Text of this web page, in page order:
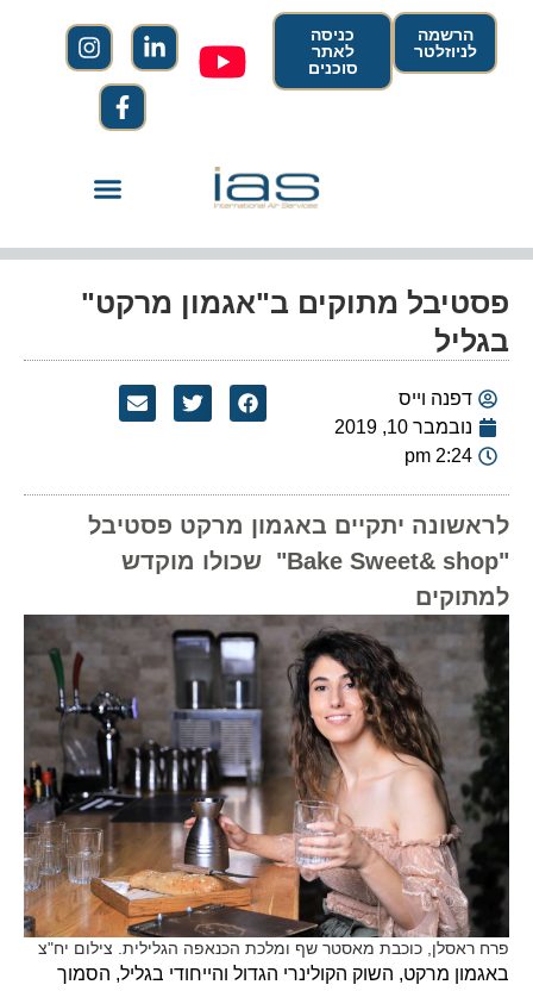
הרשמה
לניוזלטר
כניסה
לאתר
סוכנים
פסטיבל מתוקים ב"אגמון מרקט"
בגליל
דפנה וייס
נובמבר 10, 2019
2:24 pm
לראשונה יתקיים באגמון מרקט פסטיבל
"Bake Sweet& shop" שכולו מוקדש
למתוקים
פרח ראסלן, כוכבת מאסטר שף ומלכת הכנאפה הגלילית. צילום יח"צ
באגמון מרקט, השוק הקולינרי הגדול והייחודי בגליל, הסמוך